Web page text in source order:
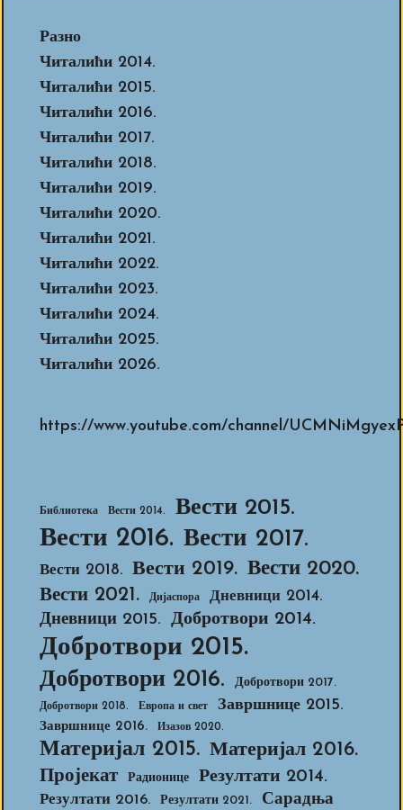
Разно
Читалићи 2014.
Читалићи 2015.
Читалићи 2016.
Читалићи 2017.
Читалићи 2018.
Читалићи 2019.
Читалићи 2020.
Читалићи 2021.
Читалићи 2022.
Читалићи 2023.
Читалићи 2024.
Читалићи 2025.
Читалићи 2026.
https://www.youtube.com/channel/
Библиотека Вести 2014. Вести 2015.
Вести 2016. Вести 2017.
Вести 2018. Вести 2019. Вести 2020.
Вести 2021. Дијаспора Дневници 2014.
Дневници 2015. Добротвори 2014.
Добротвори 2015.
Добротвори 2016. Добротвори 2017.
Добротвори 2018. Европа и свет Завршнице 2015.
Завршнице 2016. Изазов 2020.
Материјал 2015. Материјал 2016.
Пројекат Радионице Резултати 2014.
Резултати 2016. Резултати 2021. Сарадња